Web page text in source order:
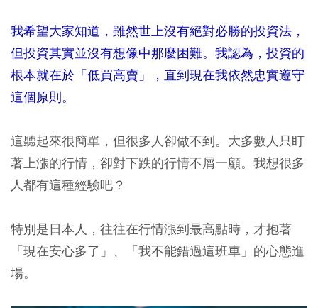
我希望大家知道，雖然世上沒有絕對必勝的投資法，
但投資其實並沒有想像中那麼困難。我認為，投資的
根本就在於「低買高賣」，直到現在我依然忠實遵守
這個原則。
這聽起來很簡單，但很多人卻做不到。大多數人只盯
著上漲的行情，卻對下跌的行情不屑一顧。我想很多
人都有這種經驗吧？
特別是日本人，往往在行情漲到最高點時，才抱著
「現在安心多了」、「我不能錯過這班車」的心態進
場。